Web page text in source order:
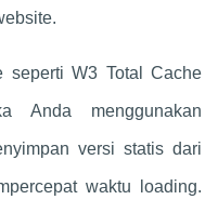
seperti W3 Total Cache
Anda menggunakan
versi statis dari
waktu loading.